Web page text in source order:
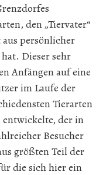
den „Tiervater“
persönlicher
Dieser sehr
Anfängen auf eine
im Laufe der
Tierarten
der in
Besucher
größten Teil der
die sich hier ein